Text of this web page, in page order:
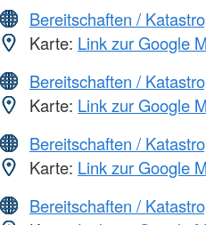
Bereitschaften /
Karte: Link zur Google
Bereitschaften /
Karte: Link zur Google
Bereitschaften /
Karte: Link zur Google
Bereitschaften /